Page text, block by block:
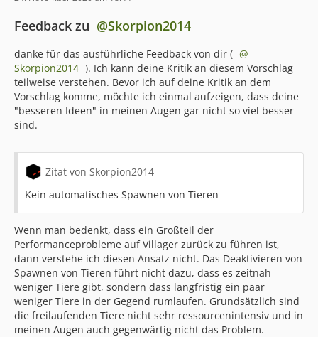
Ob nun durch verbrannte Festplatten oder sonstige
Fehler, ich denke daniel_1994 und Exlll können unsere
Rootserver mittlerweile im Schlaf neu aufsetzen. Mit den
Jahren sind wir dabei auch regelmäßig auf bessere
Server umgestiegen, um in den meisten Fällen
tatsächlich eine bessere CPU Leistung zu erhalten.
und wieso 16-Kerne nicht immer das wahre sind. Wer
gesagt merken, dass Minecraft zwar vieles kann aber
definitiv kein Multitasking. Während viele Spiele in der
Küche gleichzeitig drei Gänge zubereiten können, ist
Minecraft die Person, die schon beim Reis kochen
überfordert ist. Da wir nicht die Möglichkeit haben
Minecraft das Kochen beizubringen, können wir am
Ende des Tage quasi nur besseren Reis kaufen. Besserer
Reis ist in diesem Fall eine bessere CPU mit einer
höheren Single-Core-Leistung.
Feedback zu Skorpion2014
danke für das ausführliche Feedback von dir (
Skorpion2014 ). Ich kann deine Kritik an diesem Vorschlag
teilweise verstehen. Bevor ich auf deine Kritik an dem
Vorschlag komme, möchte ich einmal aufzeigen, dass deine
"besseren Ideen" in meinen Augen gar nicht so viel besser
sind.
Zitat von Skorpion2014
Kein automatisches Spawnen von Tieren
Wenn man bedenkt, dass ein Großteil der
Performanceprobleme auf Villager zurück zu führen ist,
dann verstehe ich diesen Ansatz nicht. Das Deaktivieren von
Spawnen von Tieren führt nicht dazu, dass es zeitnah
weniger Tiere gibt, sondern dass langfristig ein paar
weniger Tiere in der Gegend rumlaufen. Grundsätzlich sind
die freilaufenden Tiere nicht sehr ressourcenintensiv und in
meinen Augen auch gegenwärtig nicht das Problem.